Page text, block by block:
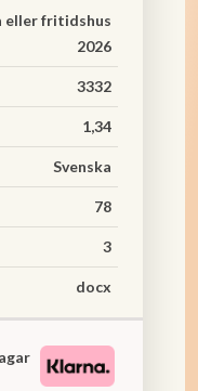
eller fritidshus
2026
3332
1,34
Svenska
78
3
docx